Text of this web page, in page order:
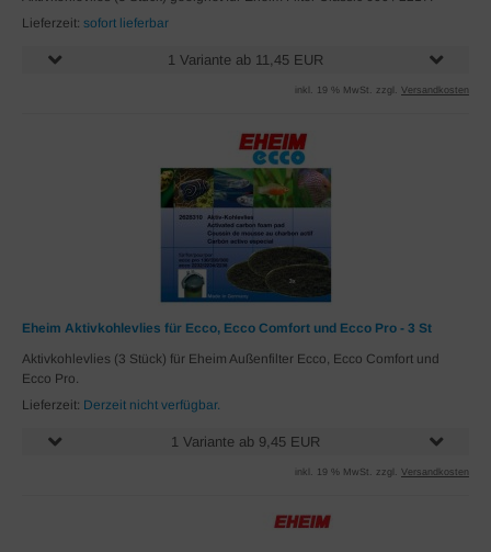
Lieferzeit: sofort lieferbar
1 Variante ab 11,45 EUR
inkl. 19 % MwSt. zzgl. Versandkosten
Eheim Aktivkohlevlies für Ecco, Ecco Comfort und Ecco Pro - 3 St
Aktivkohlevlies (3 Stück) für Eheim Außenfilter Ecco, Ecco Comfort und
Ecco Pro.
Lieferzeit: Derzeit nicht verfügbar.
1 Variante ab 9,45 EUR
inkl. 19 % MwSt. zzgl. Versandkosten